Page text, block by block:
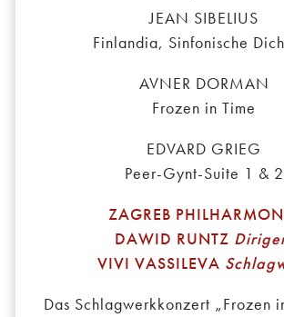
JEAN SIBELIUS
Finlandia, Sinfonische
AVNER DORMAN
Frozen in Time
EDVARD GRIEG
Peer-Gynt-Suite 1 & 2
ZAGREB
DAWID RUNTZ
VIVI VASSILEVA
Das Schlagwerkkonzert „Frozen